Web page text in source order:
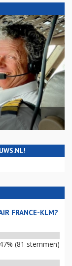
FRANCE-KLM?
47% (81 stemmen)